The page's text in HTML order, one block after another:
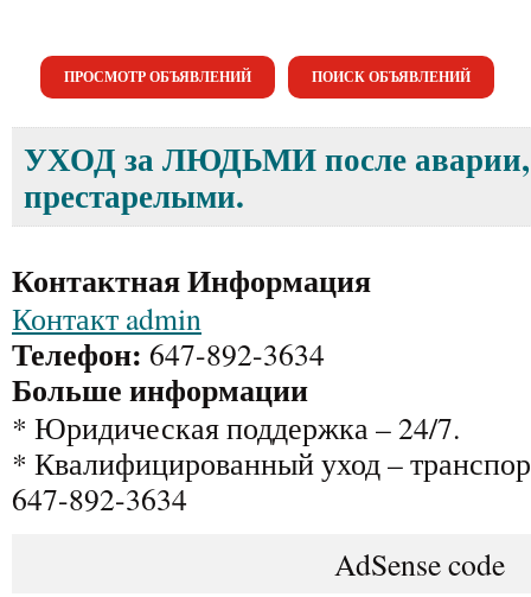
ПРОСМОТР ОБЪЯВЛЕНИЙ ПОИСК ОБЪЯВЛЕНИЙ
УХОД за ЛЮДЬМИ после аварии,
престарелыми.
Контактная Информация
Контакт admin
Телефон: 647-892-3634
Больше информации
* Юридическая поддержка – 24/7.
* Квалифицированный уход –
647-892-3634
AdSense code